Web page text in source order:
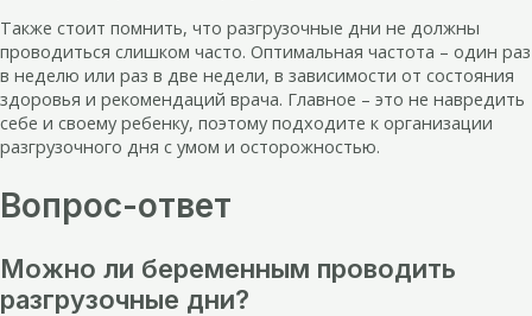
Также стоит помнить, что разгрузочные дни не должны
проводиться слишком часто. Оптимальная частота – один раз
в неделю или раз в две недели, в зависимости от состояния
здоровья и рекомендаций врача. Главное – это не навредить
себе и своему ребенку, поэтому подходите к организации
разгрузочного дня с умом и осторожностью.
Вопрос-ответ
Можно ли беременным проводить
разгрузочные дни?